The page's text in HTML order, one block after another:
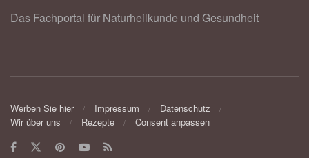
Das Fachportal für Naturheilkunde und Gesundheit
Werben Sie hier Impressum
Datenschutz
Wir über uns
Rezepte Consent anpassen